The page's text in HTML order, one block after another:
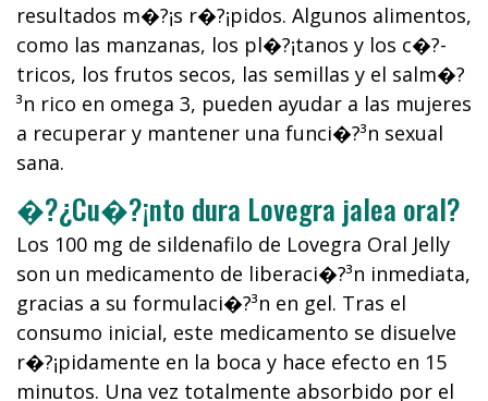
resultados m�?¡s r�?¡pidos. Algunos alimentos,
como las manzanas, los pl�?¡tanos y los c�?­
tricos, los frutos secos, las semillas y el salm�?
³n rico en omega 3, pueden ayudar a las mujeres
a recuperar y mantener una funci�?³n sexual
sana.
�?¿Cu�?¡nto dura Lovegra jalea oral?
Los 100 mg de sildenafilo de Lovegra Oral Jelly
son un medicamento de liberaci�?³n inmediata,
gracias a su formulaci�?³n en gel. Tras el
consumo inicial, este medicamento se disuelve
r�?¡pidamente en la boca y hace efecto en 15
minutos. Una vez totalmente absorbido por el